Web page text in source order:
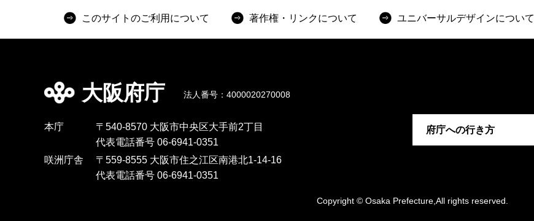
このサイトのご利用について 著作権・リンクについて ユニバーサルデザインについて
大阪府庁 法人番号：4000020270008
本庁
〒540-8570 大阪市中央区大手前2丁目
代表電話番号 06-6941-0351
咲洲庁舎
〒559-8555 大阪市住之江区南港北1-14-16
代表電話番号 06-6941-0351
府庁への行き方
Copyright © Osaka Prefecture,All rights reserved.